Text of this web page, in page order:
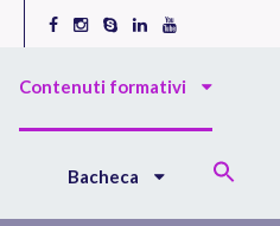
Contenuti formativi
Bacheca